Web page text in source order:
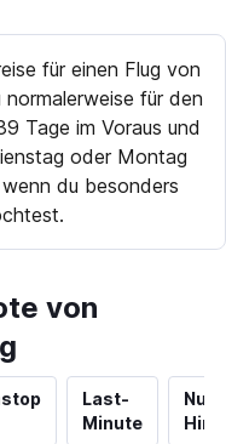
für einen Flug von
für den
Tage im Voraus und
oder Montag
du besonders
von
Last-
Minute
Nur